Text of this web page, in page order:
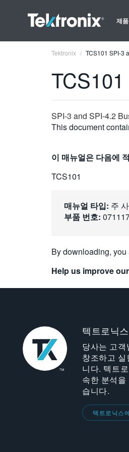
제품
Tektronix TCS101 SPI-3
SPI-3 and SPI-4.2
This document
이 매뉴얼은 다음에
TCS101
매뉴얼 타입: 주
부품 번호:
By downloading,
Help us improve
텍트로닉
당사는 고
창조하고
니다. 텍트
속한 분석
습니다.
텍트로닉스